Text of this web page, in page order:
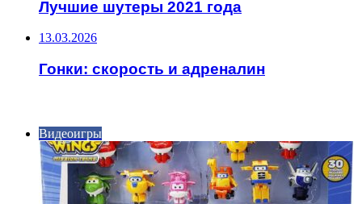
Лучшие шутеры 2021 года
13.03.2026
Гонки: скорость и адреналин
Видеоигры